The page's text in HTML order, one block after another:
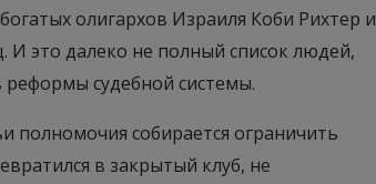
олигархов Израиля Коби Рихтер и
И это далеко не полный список людей,
судебной системы.
полномочия собирается ограничить
в закрытый клуб, не